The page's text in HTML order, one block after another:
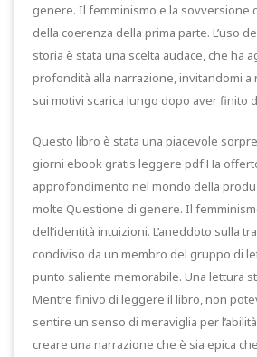
genere. Il femminismo e la sovversione
della coerenza della prima parte. L’uso
storia è stata una scelta audace, che ha
profondità alla narrazione, invitandomi a
sui motivi scarica lungo dopo aver finito
Questo libro è stata una piacevole
giorni ebook gratis leggere pdf Ha
approfondimento nel mondo della
molte Questione di genere. Il
dell’identità intuizioni. L’aneddoto sulla
condiviso da un membro del gruppo di
punto saliente memorabile. Una lettura
Mentre finivo di leggere il libro, non
sentire un senso di meraviglia per
creare una narrazione che è sia epica